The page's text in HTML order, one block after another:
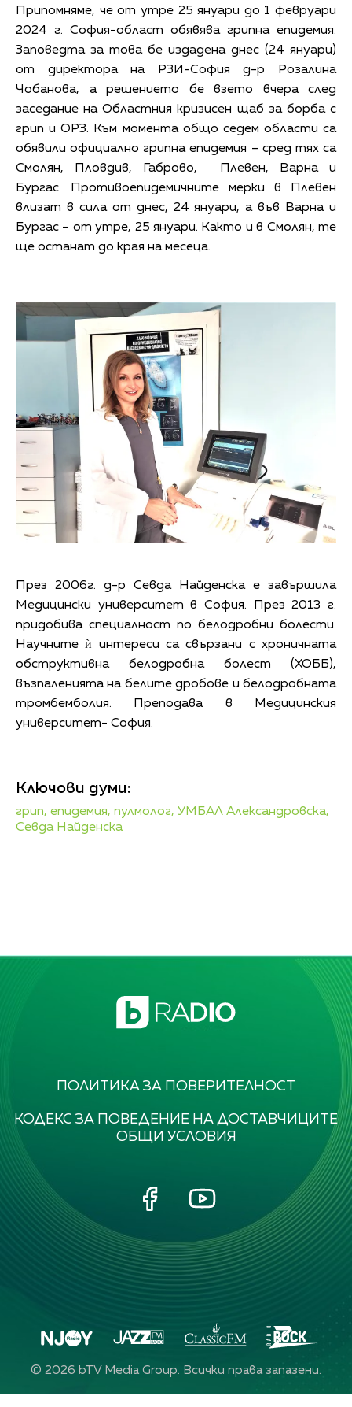
Припомняме, че от утре 25 януари до 1 февруари
2024 г. София-област обявява грипна епидемия.
Заповедта за това бе издадена днес (24 януари)
от директора на РЗИ-София д-р Розалина
Чобанова, а решението бе взето вчера след
заседание на Областния кризисен щаб за борба с
грип и ОРЗ. Към момента общо седем области са
обявили официално грипна епидемия – сред тях са
Смолян, Пловдив, Габрово, Плевен, Варна и
Бургас. Противоепидемичните мерки в Плевен
влизат в сила от днес, 24 януари, а във Варна и
Бургас – от утре, 25 януари. Както и в Смолян, те
ще останат до края на месеца.
През 2006г. д-р Севда Найденска е завършила
Медицински университет в София. През 2013 г.
придобива специалност по белодробни болести.
Научните ѝ интереси са свързани с хроничната
обструктивна белодробна болест (ХОББ),
възпаленията на белите дробове и белодробната
тромбемболия. Преподава в Медицинския
университет- София.
Ключови думи:
грип, епидемия, пулмолог, УМБАЛ Александровска,
Севда Найденска
ПОЛИТИКА ЗА ПОВЕРИТЕЛНОСТ
КОДЕКС ЗА ПОВЕДЕНИЕ НА ДОСТАВЧИЦИТЕ
ОБЩИ УСЛОВИЯ
© 2026 bTV Media Group. Всички права запазени.